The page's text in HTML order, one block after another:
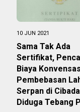
10 JUN 2021
Sama Tak Ada
Sertifikat,
Biaya
Pembebasan
Serpan di
Diduga Tebang